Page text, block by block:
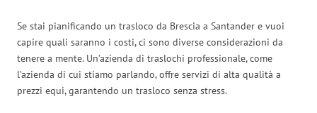
Se stai pianificando un trasloco da Brescia a Santander e vuoi
capire quali saranno i costi, ci sono diverse considerazioni da
tenere a mente. Un’azienda di traslochi professionale, come
l’azienda di cui stiamo parlando, offre servizi di alta qualità a
prezzi equi, garantendo un trasloco senza stress.